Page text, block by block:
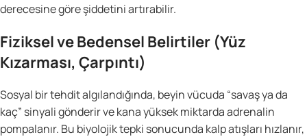
derecesine göre şiddetini artırabilir.
Fiziksel ve Bedensel Belirtiler (Yüz
Kızarması, Çarpıntı)
Sosyal bir tehdit algılandığında, beyin vücuda “savaş ya da
kaç” sinyali gönderir ve kana yüksek miktarda adrenalin
pompalanır. Bu biyolojik tepki sonucunda kalp atışları hızlanır,